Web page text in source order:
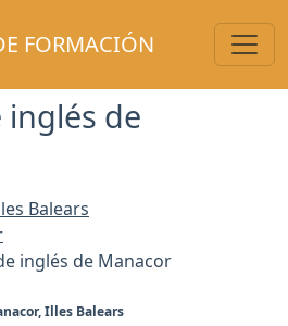
FORMACIÓN
inglés de
Balears
inglés de Manacor
Illes Balears